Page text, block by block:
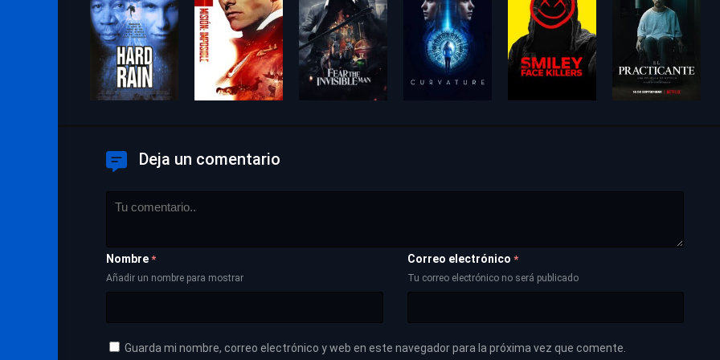
Deja un comentario
Nombre *
Añadir un nombre para mostrar
Correo electrónico *
Tu correo electrónico no será publicado
Guarda mi nombre, correo electrónico y web en este navegador para la próxima vez que comente.